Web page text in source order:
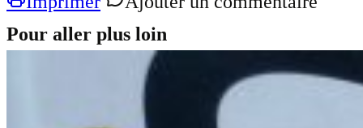
Pour aller plus loin